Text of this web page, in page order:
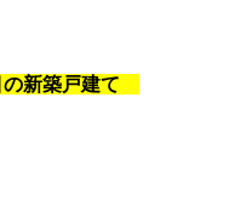
の新築戸建て